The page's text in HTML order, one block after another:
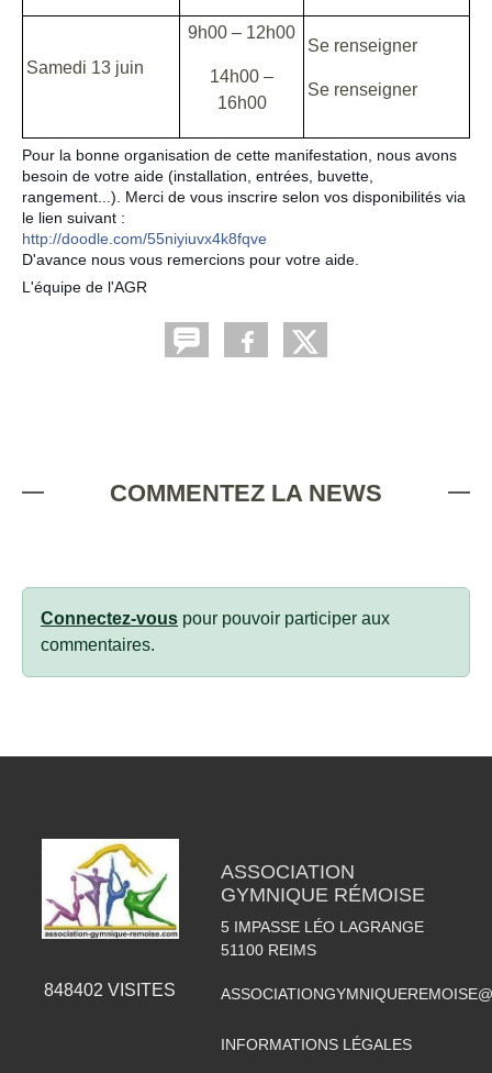
Samedi 13 juin
9h00 – 12h00
14h00 –
16h00
Se renseigner
Se renseigner
Pour la bonne organisation de cette manifestation, nous avons
besoin de votre aide (installation, entrées, buvette,
rangement...). Merci de vous inscrire selon vos disponibilités via
le lien suivant :
http://doodle.com/55niyiuvx4k8fqve
D'avance nous vous remercions pour votre aide.
L'équipe de l'AGR
COMMENTEZ LA NEWS
Connectez-vous pour pouvoir participer aux
commentaires.
848402 VISITES
ASSOCIATION
GYMNIQUE RÉMOISE
5 IMPASSE LÉO LAGRANGE
51100 REIMS
INFORMATIONS LÉGALES